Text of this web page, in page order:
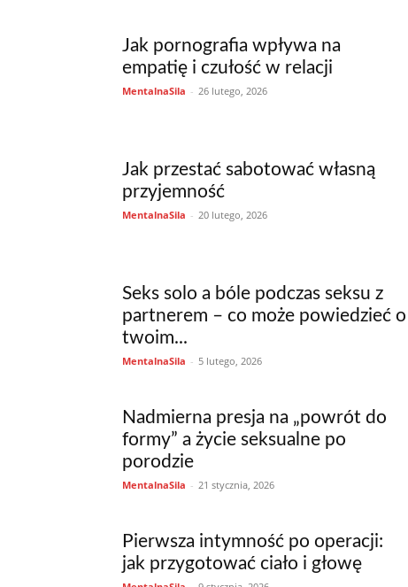
Jak pornografia wpływa na
empatię i czułość w relacji
MentalnaSila - 26 lutego, 2026
Jak przestać sabotować własną
przyjemność
MentalnaSila - 20 lutego, 2026
Seks solo a bóle podczas seksu z
partnerem – co może powiedzieć o
twoim...
MentalnaSila - 5 lutego, 2026
Nadmierna presja na „powrót do
formy” a życie seksualne po
porodzie
MentalnaSila - 21 stycznia, 2026
Pierwsza intymność po operacji:
jak przygotować ciało i głowę